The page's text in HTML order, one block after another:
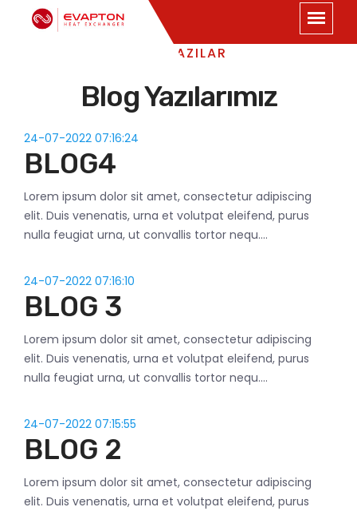
SON YAZILAR
Blog Yazılarımız
24-07-2022 07:16:24
BLOG4
Lorem ipsum dolor sit amet, consectetur adipiscing
elit. Duis venenatis, urna et volutpat eleifend, purus
nulla feugiat urna, ut convallis tortor nequ....
24-07-2022 07:16:10
BLOG 3
Lorem ipsum dolor sit amet, consectetur adipiscing
elit. Duis venenatis, urna et volutpat eleifend, purus
nulla feugiat urna, ut convallis tortor nequ....
24-07-2022 07:15:55
BLOG 2
Lorem ipsum dolor sit amet, consectetur adipiscing
elit. Duis venenatis, urna et volutpat eleifend, purus